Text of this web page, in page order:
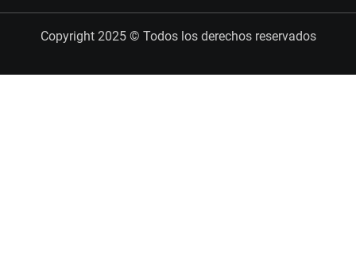
Copyright 2025 © Todos los derechos reservados